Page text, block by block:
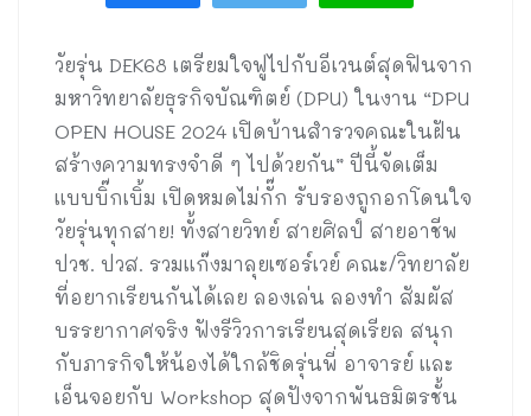
วัยรุ่น DEK68 เตรียมใจฟูไปกับอีเวนต์สุดฟินจาก
มหาวิทยาลัยธุรกิจบัณฑิตย์ (DPU) ในงาน “DPU
OPEN HOUSE 2024 เปิดบ้านสำรวจคณะในฝัน
สร้างความทรงจำดี ๆ ไปด้วยกัน” ปีนี้จัดเต็ม
แบบบิ๊กเบิ้ม เปิดหมดไม่กั๊ก รับรองถูกอกโดนใจ
วัยรุ่นทุกสาย! ทั้งสายวิทย์ สายศิลป์ สายอาชีพ
ปวช. ปวส. รวมแก๊งมาลุยเซอร์เวย์ คณะ/วิทยาลัย
ที่อยากเรียนกันได้เลย ลองเล่น ลองทำ สัมผัส
บรรยากาศจริง ฟังรีวิวการเรียนสุดเรียล สนุก
กับภารกิจให้น้องได้ใกล้ชิดรุ่นพี่ อาจารย์ และ
เอ็นจอยกับ Workshop สุดปังจากพันธมิตรชั้น